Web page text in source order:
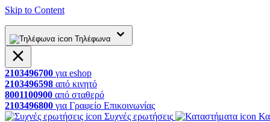
Skip to Content
Τηλέφωνα
2103496700 για eshop
2103496598 από κινητό
8001100900 από σταθερό
2103496800 για Γραφείο Επικοινωνίας
Συχνές ερωτήσεις